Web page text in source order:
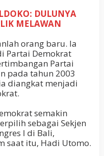
DULUNYA
MELAWAN
orang baru. Ia
Partai Demokrat
Partai
pada tahun 2003
diangkat menjadi
semakin
sebagai Sekjen
I di Bali,
saat itu, Hadi Utomo.